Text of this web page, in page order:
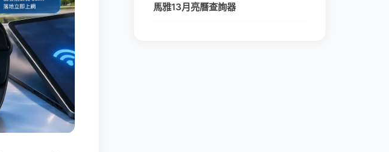
馬雅13月亮曆查詢器